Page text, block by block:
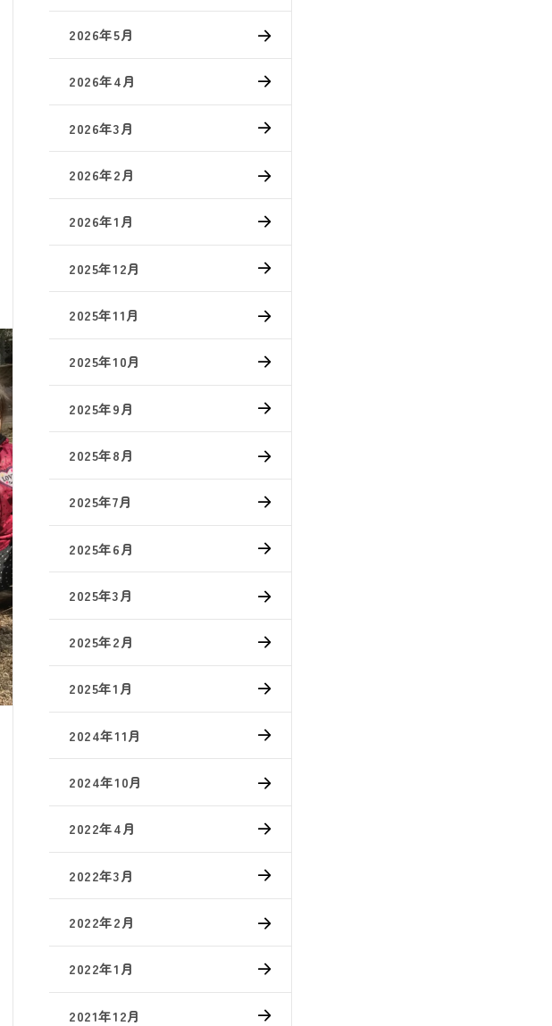
2026年5月
2026年4月
2026年3月
2026年2月
2026年1月
2025年12月
2025年11月
2025年10月
2025年9月
2025年8月
2025年7月
2025年6月
2025年3月
2025年2月
2025年1月
2024年11月
2024年10月
2022年4月
2022年3月
2022年2月
2022年1月
2021年12月